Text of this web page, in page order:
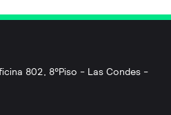
802, 8°Piso - Las Condes -